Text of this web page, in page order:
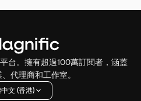
台。擁有超過100萬訂閱者，涵蓋
代理商和工作室。
文 (香港)